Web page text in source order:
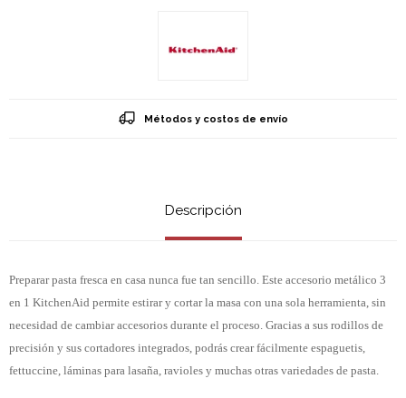
Métodos y costos de envío
Descripción
Preparar pasta fresca en casa nunca fue tan sencillo. Este accesorio metálico 3
en 1 KitchenAid permite estirar y cortar la masa con una sola herramienta, sin
necesidad de cambiar accesorios durante el proceso. Gracias a sus rodillos de
precisión y sus cortadores integrados, podrás crear fácilmente espaguetis,
fettuccine, láminas para lasaña, ravioles y muchas otras variedades de pasta.